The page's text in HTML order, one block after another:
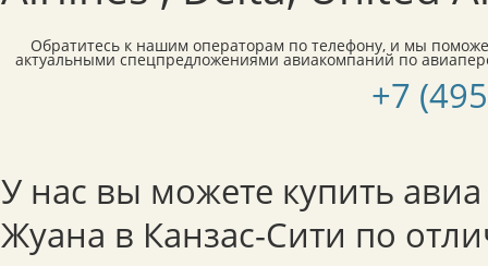
Обратитесь к нашим операторам по телефону, и мы
актуальными спецпредложениями авиакомпаний по
+7
У нас вы можете купить
Жуана в Канзас-Сити по